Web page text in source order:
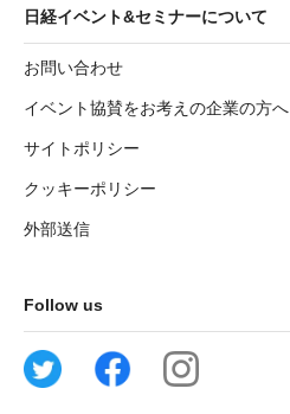
日経イベント&セミナーについて
お問い合わせ
イベント協賛をお考えの企業の方へ
サイトポリシー
クッキーポリシー
外部送信
Follow us